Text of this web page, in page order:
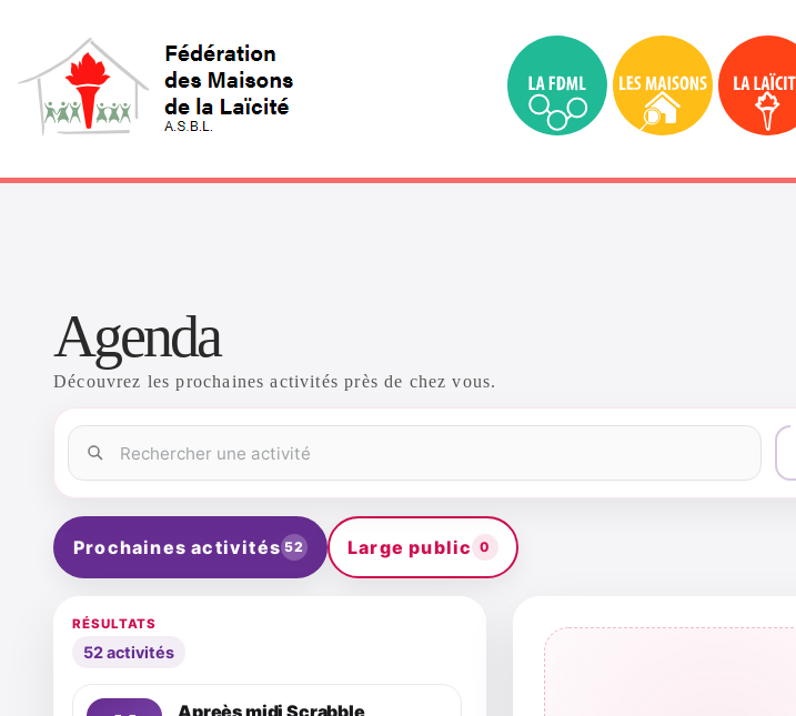
Agenda
Découvrez les prochaines activités près de chez vous.
Prochaines activités 52 Large public 0
RÉSULTATS
52 activités
Apreès midi Scrabble